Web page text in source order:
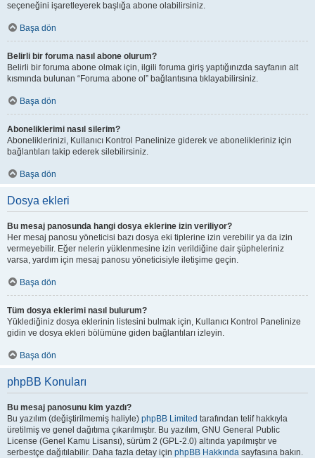
seçeneğini işaretleyerek başlığa abone olabilirsiniz.
Başa dön
Belirli bir foruma nasıl abone olurum?
Belirli bir foruma abone olmak için, ilgili foruma giriş yaptığınızda sayfanın alt
kısmında bulunan “Foruma abone ol” bağlantısına tıklayabilirsiniz.
Başa dön
Aboneliklerimi nasıl silerim?
Aboneliklerinizi, Kullanıcı Kontrol Panelinize giderek ve abonelikleriniz için
bağlantıları takip ederek silebilirsiniz.
Başa dön
Dosya ekleri
Bu mesaj panosunda hangi dosya eklerine izin veriliyor?
Her mesaj panosu yöneticisi bazı dosya eki tiplerine izin verebilir ya da izin
vermeyebilir. Eğer nelerin yüklenmesine izin verildiğine dair şüpheleriniz
varsa, yardım için mesaj panosu yöneticisiyle iletişime geçin.
Başa dön
Tüm dosya eklerimi nasıl bulurum?
Yüklediğiniz dosya eklerinin listesini bulmak için, Kullanıcı Kontrol Panelinize
gidin ve dosya ekleri bölümüne giden bağlantıları izleyin.
Başa dön
phpBB Konuları
Bu mesaj panosunu kim yazdı?
Bu yazılım (değiştirilmemiş haliyle) phpBB Limited tarafından telif hakkıyla
üretilmiş ve genel dağıtıma çıkarılmıştır. Bu yazılım, GNU General Public
License (Genel Kamu Lisansı), sürüm 2 (GPL-2.0) altında yapılmıştır ve
serbestçe dağıtılabilir. Daha fazla detay için phpBB Hakkında sayfasına bakın.